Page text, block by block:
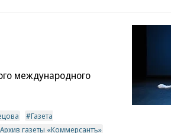
международного
Газета
Архив газеты «Коммерсантъ»